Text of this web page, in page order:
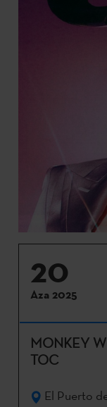
20
Aza 2025
MONKEY
TOC
El Puerto